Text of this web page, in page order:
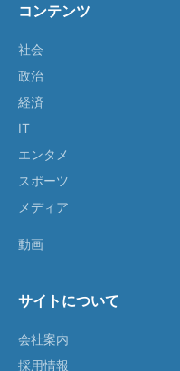
コンテンツ
社会
政治
経済
IT
エンタメ
スポーツ
メディア
動画
サイトについて
会社案内
採用情報